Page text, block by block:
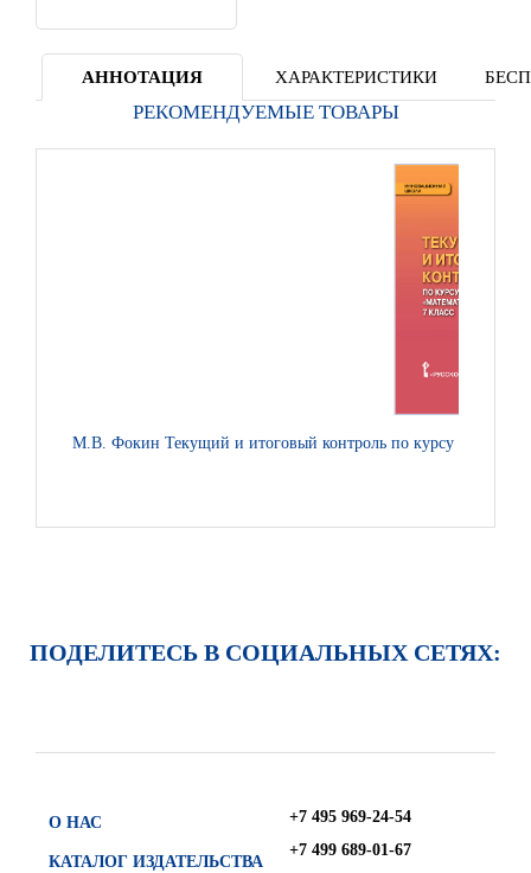
АННОТАЦИЯ ХАРАКТЕРИСТИКИ
РЕКОМЕНДУЕМЫЕ ТОВАРЫ
М.В. Фокин Текущий и итоговый контроль по курсу
ПОДЕЛИТЕСЬ В СОЦИАЛЬНЫХ СЕТЯХ:
О НАС
КАТАЛОГ ИЗДАТЕЛЬСТВА
+7 495 969-24-54
+7 499 689-01-67